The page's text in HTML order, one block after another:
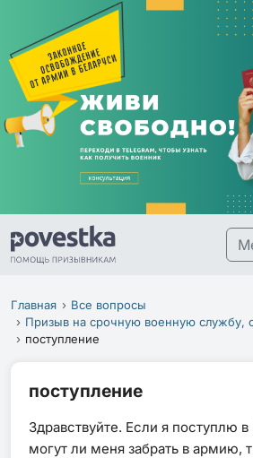
Главная
Все вопросы
Призыв на срочную военную службу,
поступление
поступление
Здравствуйте. Если я поступлю в
могут ли меня забрать в армию,